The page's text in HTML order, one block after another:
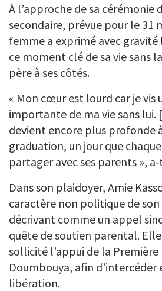
À l’approche de sa cérémonie
secondaire, prévue pour le 31
femme a exprimé avec gravité
ce moment clé de sa vie sans
père à ses côtés.
« Mon cœur est lourd car je vis
importante de ma vie sans
devient encore plus profonde
graduation, un jour que
partager avec ses parents »,
Dans son plaidoyer, Amie
caractère non politique de
décrivant comme un appel
quête de soutien parental.
sollicité l’appui de la Première
Doumbouya, afin d’intercéder
libération.